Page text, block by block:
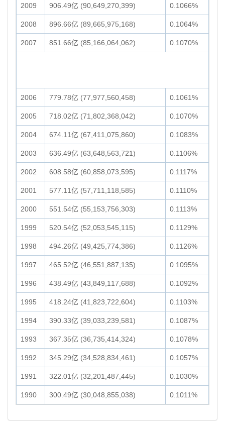
2009 906.49亿 (90,649,270,399) 0.1066%
2008 896.66亿 (89,665,975,168) 0.1064%
2007 851.66亿 (85,166,064,062) 0.1070%
2006 779.78亿 (77,977,560,458) 0.1061%
2005 718.02亿 (71,802,368,042) 0.1070%
2004 674.11亿 (67,411,075,860) 0.1083%
2003 636.49亿 (63,648,563,721) 0.1106%
2002 608.58亿 (60,858,073,595) 0.1117%
2001 577.11亿 (57,711,118,585) 0.1110%
2000 551.54亿 (55,153,756,303) 0.1113%
1999 520.54亿 (52,053,545,115) 0.1129%
1998 494.26亿 (49,425,774,386) 0.1126%
1997 465.52亿 (46,551,887,135) 0.1095%
1996 438.49亿 (43,849,117,688) 0.1092%
1995 418.24亿 (41,823,722,604) 0.1103%
1994 390.33亿 (39,033,239,581) 0.1087%
1993 367.35亿 (36,735,414,324) 0.1078%
1992 345.29亿 (34,528,834,461) 0.1057%
1991 322.01亿 (32,201,487,445) 0.1030%
1990 300.49亿 (30,048,855,038) 0.1011%